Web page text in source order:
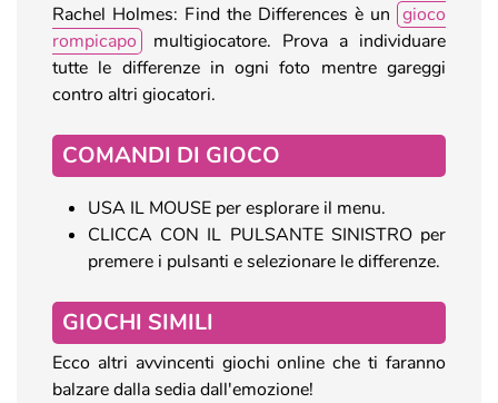
Rachel Holmes: Find the Differences è un gioco
rompicapo
multigiocatore. Prova a individuare
tutte le differenze in ogni foto mentre gareggi
contro altri giocatori.
COMANDI DI GIOCO
USA IL MOUSE per esplorare il menu.
CLICCA CON IL PULSANTE SINISTRO per
premere i pulsanti e selezionare le differenze.
GIOCHI SIMILI
Ecco altri avvincenti giochi online che ti faranno
balzare dalla sedia dall'emozione!